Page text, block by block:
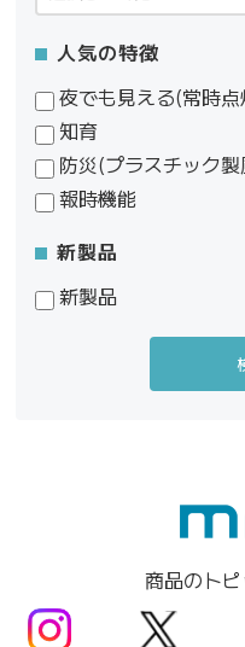
人気の特徴
夜でも見える(常時
知育
防災(プラスチック
報時機能
新製品
新製品
商品のト